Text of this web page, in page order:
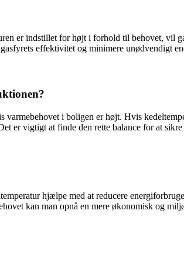
er indstillet for højt i forhold til behovet, vil
effektivitet og minimere unødvendigt
i boligen er højt. Hvis
er vigtigt at finde den rette balance for at
hjælpe med at reducere
kan man opnå en mere økonomisk og